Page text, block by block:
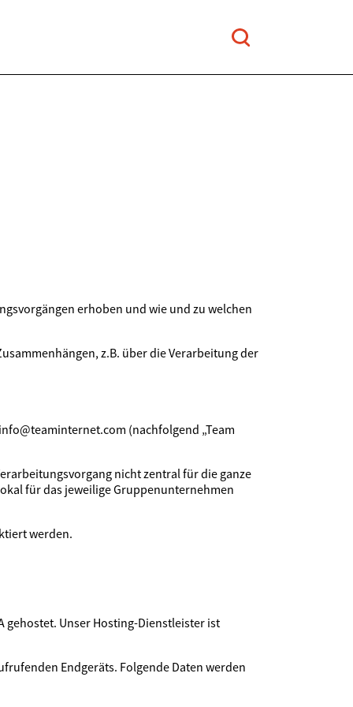
erhoben und wie und zu welchen
z.B. über die Verarbeitung der
(nachfolgend „Team
nicht zentral für die ganze
für das jeweilige Gruppenunternehmen
werden.
gehostet. Unser Hosting-Dienstleister ist
Endgeräts. Folgende Daten werden